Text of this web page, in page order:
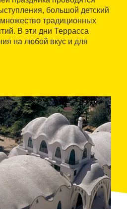
большой детский
традиционных
В эти дни Террасса
на любой вкус и для